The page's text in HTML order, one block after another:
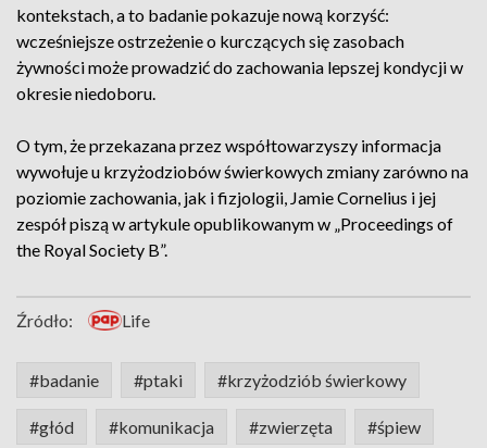
kontekstach, a to badanie pokazuje nową korzyść:
wcześniejsze ostrzeżenie o kurczących się zasobach
żywności może prowadzić do zachowania lepszej kondycji w
okresie niedoboru.
O tym, że przekazana przez współtowarzyszy informacja
wywołuje u krzyżodziobów świerkowych zmiany zarówno na
poziomie zachowania, jak i fizjologii, Jamie Cornelius i jej
zespół piszą w artykule opublikowanym w „Proceedings of
the Royal Society B”.
Źródło: Life
#badanie #ptaki #krzyżodziób świerkowy
#głód #komunikacja #zwierzęta #śpiew